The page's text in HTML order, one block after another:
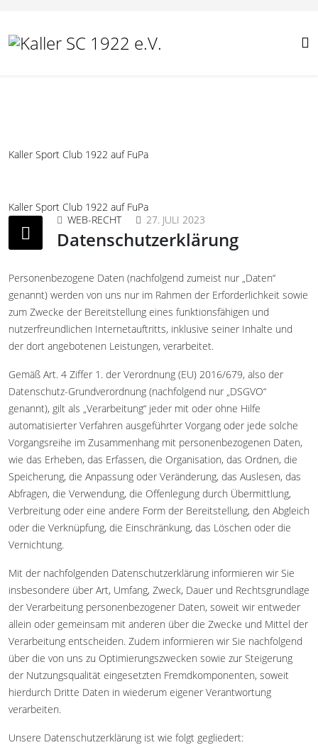
Kaller Sport Club 1922 auf FuPa
Kaller Sport Club 1922 auf FuPa
WEB-RECHT
27. JULI 2023
Datenschutzerklärung
Personenbezogene Daten (nachfolgend zumeist nur „Daten“
genannt) werden von uns nur im Rahmen der Erforderlichkeit sowie
zum Zwecke der Bereitstellung eines funktionsfähigen und
nutzerfreundlichen Internetauftritts, inklusive seiner Inhalte und
der dort angebotenen Leistungen, verarbeitet.
Gemäß Art. 4 Ziffer 1. der Verordnung (EU) 2016/679, also der
Datenschutz-Grundverordnung (nachfolgend nur „DSGVO“
genannt), gilt als „Verarbeitung“ jeder mit oder ohne Hilfe
automatisierter Verfahren ausgeführter Vorgang oder jede solche
Vorgangsreihe im Zusammenhang mit personenbezogenen Daten,
wie das Erheben, das Erfassen, die Organisation, das Ordnen, die
Speicherung, die Anpassung oder Veränderung, das Auslesen, das
Abfragen, die Verwendung, die Offenlegung durch Übermittlung,
Verbreitung oder eine andere Form der Bereitstellung, den Abgleich
oder die Verknüpfung, die Einschränkung, das Löschen oder die
Vernichtung.
Mit der nachfolgenden Datenschutzerklärung informieren wir Sie
insbesondere über Art, Umfang, Zweck, Dauer und Rechtsgrundlage
der Verarbeitung personenbezogener Daten, soweit wir entweder
allein oder gemeinsam mit anderen über die Zwecke und Mittel der
Verarbeitung entscheiden. Zudem informieren wir Sie nachfolgend
über die von uns zu Optimierungszwecken sowie zur Steigerung
der Nutzungsqualität eingesetzten Fremdkomponenten, soweit
hierdurch Dritte Daten in wiederum eigener Verantwortung
verarbeiten.
Unsere Datenschutzerklärung ist wie folgt gegliedert: